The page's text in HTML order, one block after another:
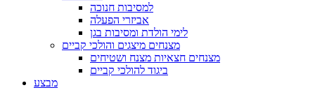
למסיבות חנוכה
אביזרי הפעלה
לימי הולדת ומסיבות בגן
מצנחים מיצגים והולכי קביים
מצנחים חצאיות מצנח ושטיחים
ביגוד להולכי קביים
מבצע